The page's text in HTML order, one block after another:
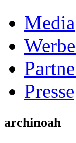
Media
Presse
archinoah